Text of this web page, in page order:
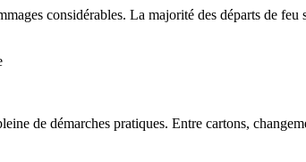
considérables. La majorité des départs de
de démarches pratiques. Entre cartons,